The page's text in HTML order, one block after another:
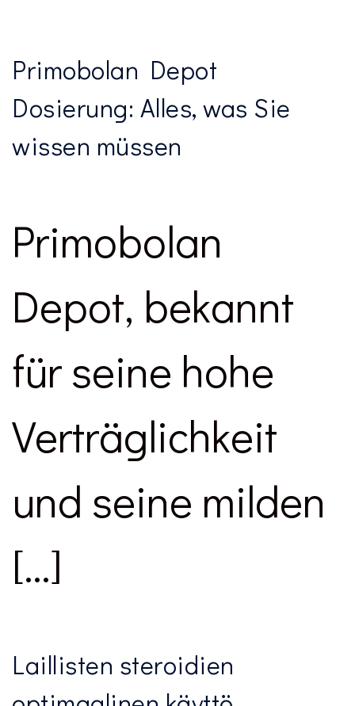
Primobolan Depot
Dosierung: Alles, was Sie
wissen müssen
Primobolan
Depot, bekannt
für seine hohe
Verträglichkeit
und seine milden
[…]
Laillisten steroidien